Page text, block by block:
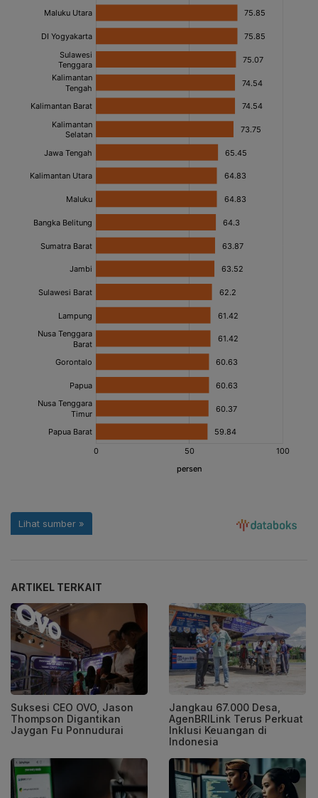
ARTIKEL TERKAIT
Suksesi CEO OVO, Jason
Thompson Digantikan
Jaygan Fu Ponnudurai
Jangkau 67.000 Desa,
AgenBRILink Terus Perkuat
Inklusi Keuangan di
Indonesia